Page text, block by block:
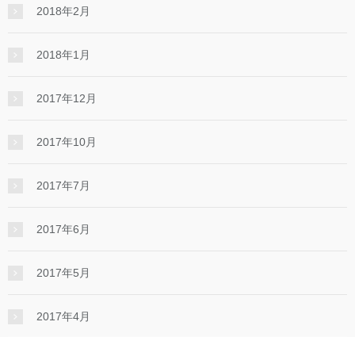
2018年2月
2018年1月
2017年12月
2017年10月
2017年7月
2017年6月
2017年5月
2017年4月